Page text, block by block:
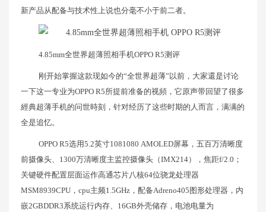
新产品从配备与技术性上说也分毫不小于前二者。
4.85mm全世界超薄照相手机OPPO R5测评
刚开始掌握这款现如今的“全世界超薄”以前，大家還是讨论
一下这一专业为OPPO R5所提前准备的视頻，它原声带回望了很多
經典超薄手机的问世時刻，针对经历了这些时期的人而言，满满的
全是追忆。
OPPO R5选用5.2英寸1081080 AMOLED屏幕，五百万清晰度
前摄像头、1300万清晰度主监控摄像头（IMX214），焦距f/2.0；
关键硬件配置层面运作高通芯片八核64位骁龙处理器
MSM8939CPU，cpu主频1.5GHz，配备Adreno405图形处理器，内
嵌2GBDDR3系统运行内存、16GB外壳储存，电池电量为